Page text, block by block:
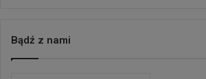
Bądź z nami